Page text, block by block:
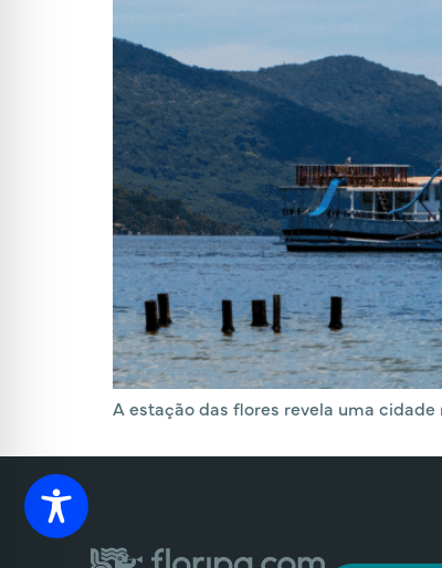
A estação das flores revela uma